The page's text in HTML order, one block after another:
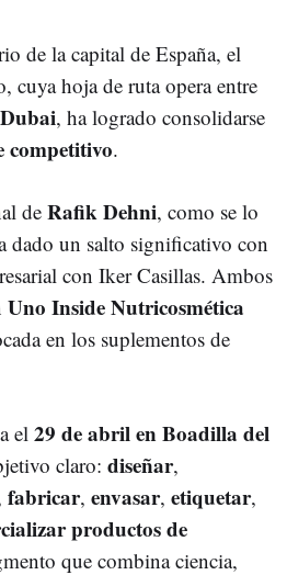
de la capital de España, el
cuya hoja de ruta opera entre
Dubai, ha logrado consolidarse
competitivo.
de Rafik Dehni, como se lo
dado un salto significativo con
con Iker Casillas. Ambos
Uno Inside Nutricosmética
en los suplementos de
el 29 de abril en Boadilla del
claro: diseñar,
fabricar, envasar, etiquetar,
productos de
que combina ciencia,